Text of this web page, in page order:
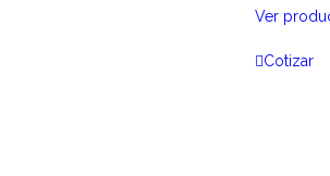
Ver
Cotizar